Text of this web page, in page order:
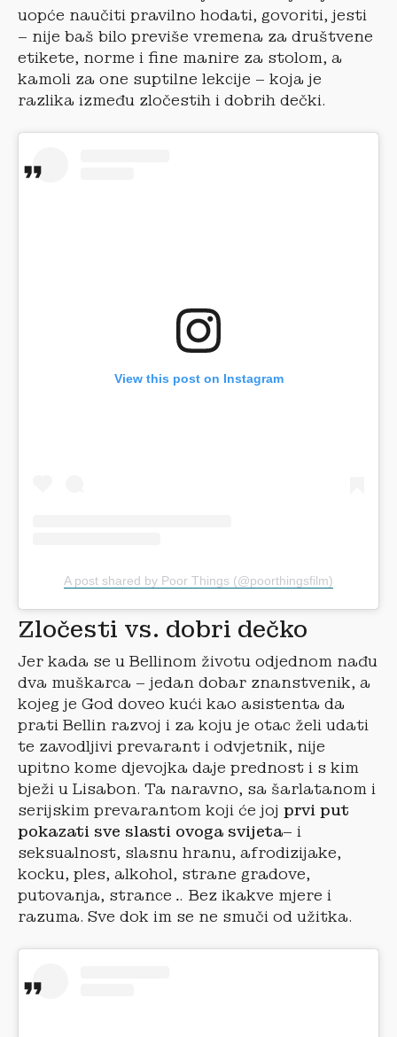
uopće naučiti pravilno hodati, govoriti, jesti
– nije baš bilo previše vremena za društvene
etikete, norme i fine manire za stolom, a
kamoli za one suptilne lekcije – koja je
razlika između zločestih i dobrih dečki.
View this post on Instagram
A post shared by Poor Things (@poorthingsfilm)
Zločesti vs. dobri dečko
Jer kada se u Bellinom životu odjednom nađu
dva muškarca – jedan dobar znanstvenik, a
kojeg je God doveo kući kao asistenta da
prati Bellin razvoj i za koju je otac želi udati
te zavodljivi prevarant i odvjetnik, nije
upitno kome djevojka daje prednost i s kim
bježi u Lisabon. Ta naravno, sa šarlatanom i
serijskim prevarantom koji će joj prvi put
pokazati sve slasti ovoga svijeta– i
seksualnost, slasnu hranu, afrodizijake,
kocku, ples, alkohol, strane gradove,
putovanja, strance… Bez ikakve mjere i
razuma. Sve dok im se ne smuči od užitka.